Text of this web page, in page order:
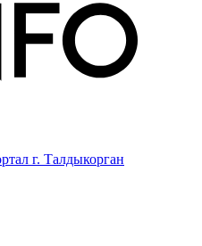
г. Талдыкорган